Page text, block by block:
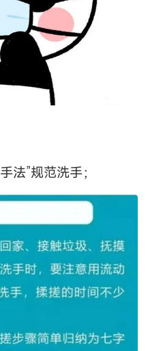
法”规范洗手；